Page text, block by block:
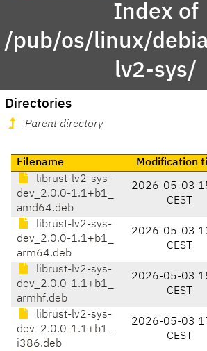
Index of
/pub/os/linux/
lv2-sys/
Directories
Parent directory
Filename Modification
librust-lv2-sys-
dev_2.0.0-1.1+b1_
amd64.deb
2026-05-03
CEST
librust-lv2-sys-
dev_2.0.0-1.1+b1_
arm64.deb
2026-05-03
CEST
librust-lv2-sys-
dev_2.0.0-1.1+b1_
armhf.deb
2026-05-03
CEST
librust-lv2-sys-
dev_2.0.0-1.1+b1_
i386.deb
2026-05-03
CEST